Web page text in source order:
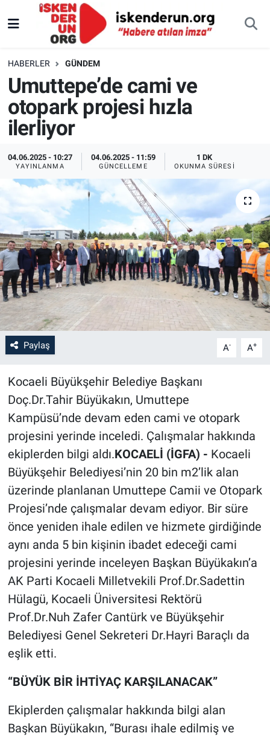
HABERLER GÜNDEM
Umuttepe’de cami ve
otopark projesi hızla
ilerliyor
04.06.2025 - 10:27
YAYINLANMA
04.06.2025 - 11:59
GÜNCELLEME
1 DK
OKUNMA SÜRESI
Paylaş A- A+
Kocaeli Büyükşehir Belediye Başkanı
Doç.Dr.Tahir Büyükakın, Umuttepe
Kampüsü’nde devam eden cami ve otopark
projesini yerinde inceledi. Çalışmalar hakkında
ekiplerden bilgi aldı.KOCAELİ (İGFA) - Kocaeli
Büyükşehir Belediyesi’nin 20 bin m2’lik alan
üzerinde planlanan Umuttepe Camii ve Otopark
Projesi’nde çalışmalar devam ediyor. Bir süre
önce yeniden ihale edilen ve hizmete girdiğinde
aynı anda 5 bin kişinin ibadet edeceği cami
projesini yerinde inceleyen Başkan Büyükakın’a
AK Parti Kocaeli Milletvekili Prof.Dr.Sadettin
Hülagü, Kocaeli Üniversitesi Rektörü
Prof.Dr.Nuh Zafer Cantürk ve Büyükşehir
Belediyesi Genel Sekreteri Dr.Hayri Baraçlı da
eşlik etti.
“BÜYÜK BİR İHTİYAÇ KARŞILANACAK”
Ekiplerden çalışmalar hakkında bilgi alan
Başkan Büyükakın, “Burası ihale edilmiş ve